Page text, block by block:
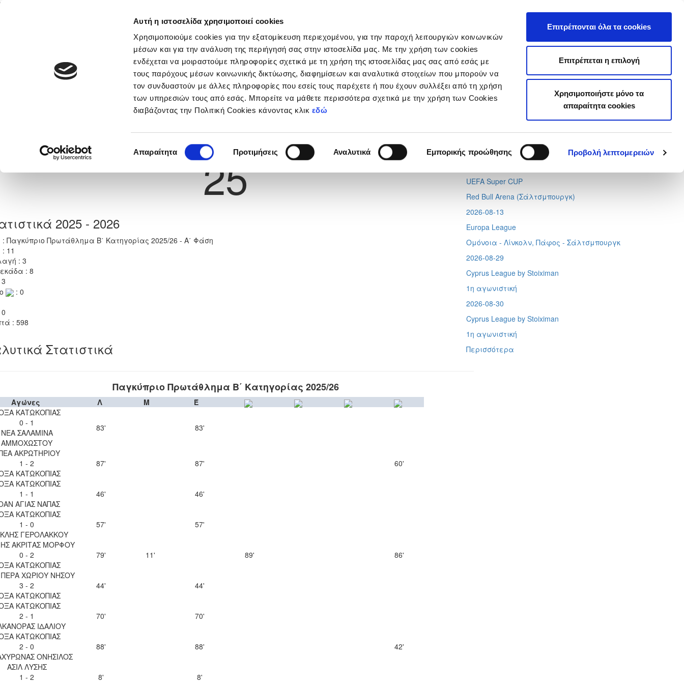
Αυτή η ιστοσελίδα χρησιμοποιεί cookies
Χρησιμοποιούμε cookies για την εξατομίκευση περιεχομένου, για την παροχή λειτουργιών κοινωνικών
μέσων και για την ανάλυση της περιήγησή σας στην ιστοσελίδα μας. Με την χρήση των cookies
ενδέχεται να μοιραστούμε πληροφορίες σχετικά με τη χρήση της ιστοσελίδας μας σας από εσάς με
τους παρόχους μέσων κοινωνικής δικτύωσης, διαφημίσεων και αναλυτικά στοιχείων που μπορούν να
τον συνδυαστούν με άλλες πληροφορίες που εσείς τους παρέχετε ή που έχουν συλλέξει από τη χρήση
των υπηρεσιών τους από εσάς. Μπορείτε να μάθετε περισσότερα σχετικά με την χρήση των Cookies
διαβάζοντας την Πολιτική Cookies κάνοντας κλικ εδώ
συγκατάθεσης
Απαραίτητα Προτιμήσεις Αναλυτικά Εμπορικής προώθησης Προβολή λεπτομερειών
Επιτρέπονται όλα τα cookies
Επιτρέπεται η επιλογή
Χρησιμοποιήστε μόνο τα
απαραίτητα cookies
Νέα & Πληροφορίες Εθνικές Ομάδες Διοργανώσεις
Previous Next
BENJAMIN ROBINAND JORDAN
Νούμερο Φανέλας
25
2025 - 2026
: Παγκύπριο Πρωτάθλημα Β΄ Κατηγορίας 2025/26 - Α΄ Φάση
11
: 3
: 8
: 0
: 598
Στατιστικά
Παγκύπριο Πρωτάθλημα Β΄ Κατηγορίας 2025/26
Αγώνες Λ Μ
Έ
ΚΑΤΩΚΟΠΙΑΣ
0 - 1
ΝΕΑ ΣΑΛΑΜΙΝΑ
ΑΜΜΟΧΩΣΤΟΥ
83' 83'
ΑΚΡΩΤΗΡΙΟΥ
1 - 2
ΚΑΤΩΚΟΠΙΑΣ
87' 87'
60'
ΚΑΤΩΚΟΠΙΑΣ
1 - 1
ΑΓΙΑΣ ΝΑΠΑΣ
46'
46'
ΚΑΤΩΚΟΠΙΑΣ
1 - 0
ΓΕΡΟΛΑΚΚΟΥ
57'
57'
ΑΚΡΙΤΑΣ ΜΟΡΦΟΥ
0 - 2
ΚΑΤΩΚΟΠΙΑΣ
79' 11' 89'
86'
ΧΩΡΙΟΥ ΝΗΣΟΥ
3 - 2
ΚΑΤΩΚΟΠΙΑΣ
44'
44'
ΚΑΤΩΚΟΠΙΑΣ
2 - 1
ΙΔΑΛΙΟΥ
70'
70'
ΚΑΤΩΚΟΠΙΑΣ
2 - 0
ΟΝΗΣΙΛΟΣ
88' 88'
42'
ΑΣΙΛ ΛΥΣΗΣ
1 - 2
8' 8'
Tweets by CyprusFA
Προσεχή γεγονότα
Conference League
Απόλλων - Μπραν
UEFA Super CUP
Red Bull Arena (Σάλτσμπουργκ)
2026-08-13
Europa League
Ομόνοια - Λίνκολν, Πάφος - Σάλτσμπουργκ
2026-08-29
Cyprus League by Stoiximan
1η αγωνιστική
2026-08-30
Cyprus League by Stoiximan
1η αγωνιστική
Περισσότερα